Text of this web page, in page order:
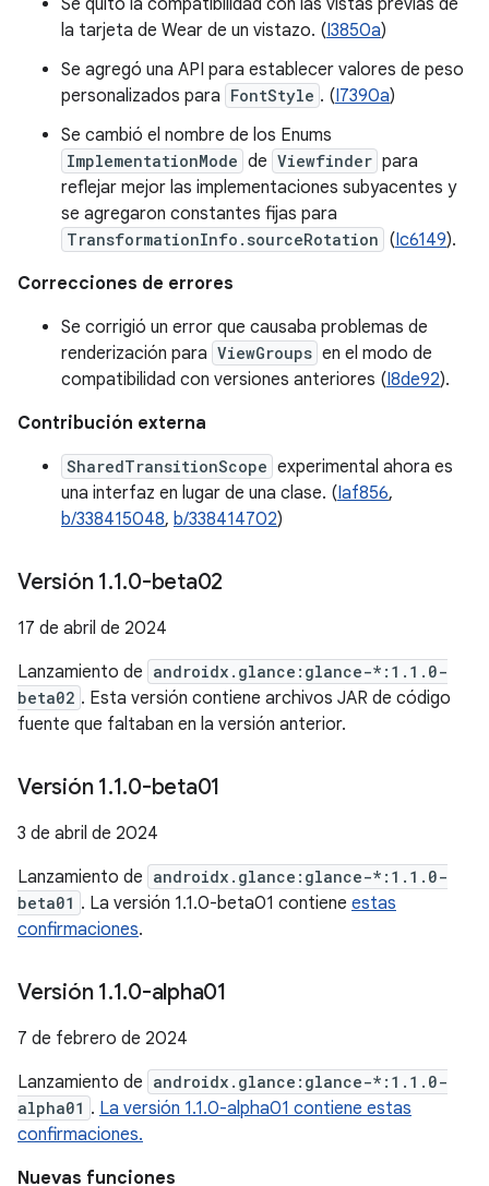
Se quitó la compatibilidad con las vistas previas de
la tarjeta de Wear de un vistazo. (I3850a)
Se agregó una API para establecer valores de peso
personalizados para FontStyle . (I7390a)
Se cambió el nombre de los Enums
ImplementationMode de Viewfinder para
reflejar mejor las implementaciones subyacentes y
se agregaron constantes fijas para
TransformationInfo.sourceRotation (Ic6149).
Correcciones de errores
Se corrigió un error que causaba problemas de
renderización para ViewGroups en el modo de
compatibilidad con versiones anteriores (I8de92).
Contribución externa
SharedTransitionScope experimental ahora es
una interfaz en lugar de una clase. (Iaf856,
b/338415048, b/338414702)
Versión 1.1.0-beta02
17 de abril de 2024
Lanzamiento de androidx.glance:glance-*:1.1.0-
beta02 . Esta versión contiene archivos JAR de código
fuente que faltaban en la versión anterior.
Versión 1.1.0-beta01
3 de abril de 2024
Lanzamiento de androidx.glance:glance-*:1.1.0-
beta01 . La versión 1.1.0-beta01 contiene estas
confirmaciones.
Versión 1.1.0-alpha01
7 de febrero de 2024
Lanzamiento de androidx.glance:glance-*:1.1.0-
alpha01 . La versión 1.1.0-alpha01 contiene estas
confirmaciones.
Nuevas funciones